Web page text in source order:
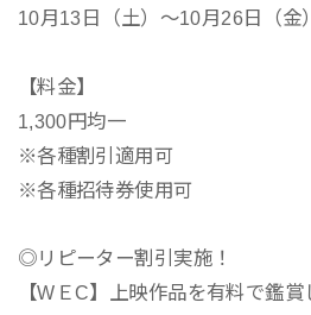
10月13日（土）～10月26日（金）
【料金】
1,300円均一
※各種割引適用可
※各種招待券使用可
◎リピーター割引実施！
【WＥC】上映作品を有料で鑑